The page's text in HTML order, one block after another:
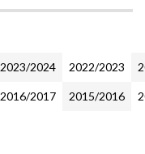
2023/2024 2022/2023
2016/2017 2015/2016